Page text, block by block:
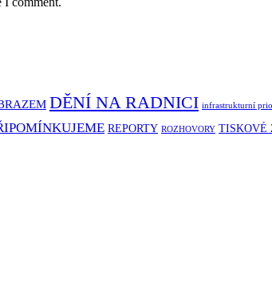
DĚNÍ NA RADNICI infrastrukturní
REPORTY ROZHOVORY TISKOVÉ